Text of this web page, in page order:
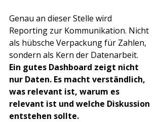
Genau an dieser Stelle wird
Reporting zur Kommunikation. Nicht
als hübsche Verpackung für Zahlen,
sondern als Kern der Datenarbeit.
Ein gutes Dashboard zeigt nicht
nur Daten. Es macht verständlich,
was relevant ist, warum es
relevant ist und welche Diskussion
entstehen sollte.